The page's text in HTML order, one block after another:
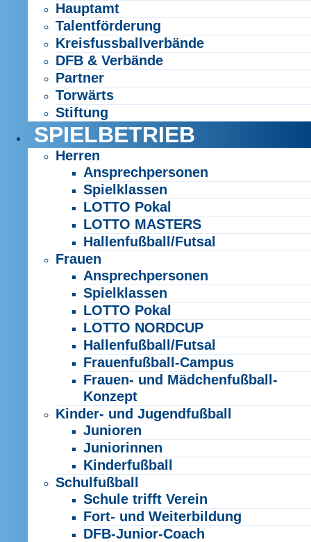
Hauptamt
Talentförderung
Kreisfussballverbände
DFB & Verbände
Partner
Torwärts
Stiftung
SPIELBETRIEB
Herren
Ansprechpersonen
Spielklassen
LOTTO Pokal
LOTTO MASTERS
Hallenfußball/Futsal
Frauen
Ansprechpersonen
Spielklassen
LOTTO Pokal
LOTTO NORDCUP
Hallenfußball/Futsal
Frauenfußball-Campus
Frauen- und Mädchenfußball-
Konzept
Kinder- und Jugendfußball
Junioren
Juniorinnen
Kinderfußball
Schulfußball
Schule trifft Verein
Fort- und Weiterbildung
DFB-Junior-Coach